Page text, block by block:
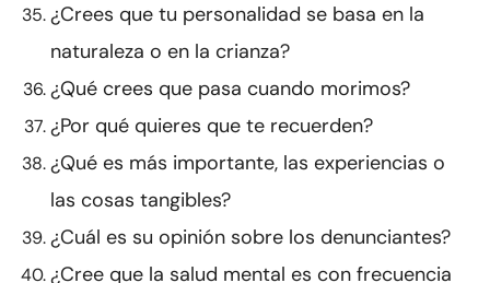
¿Crees que tu personalidad se basa en la
naturaleza o en la crianza?
¿Qué crees que pasa cuando morimos?
¿Por qué quieres que te recuerden?
¿Qué es más importante, las experiencias o
las cosas tangibles?
¿Cuál es su opinión sobre los denunciantes?
¿Cree que la salud mental es con frecuencia